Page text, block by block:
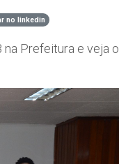
no linkedin
Prefeitura e veja o